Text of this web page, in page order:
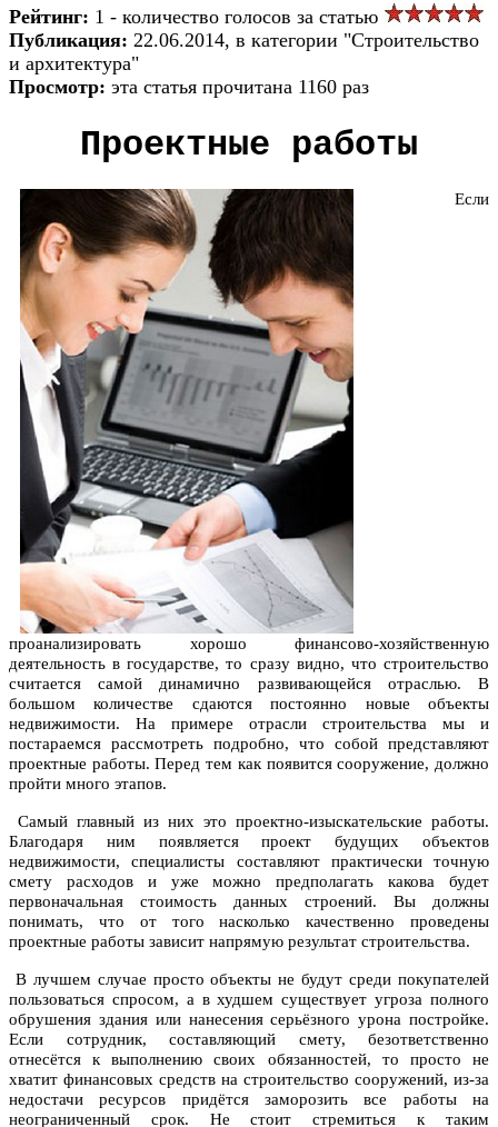
Рейтинг: 1 - количество голосов за статью
Публикация: 22.06.2014, в категории "Строительство
и архитектура"
Просмотр: эта статья прочитана 1160 раз
Проектные работы
Если
проанализировать хорошо финансово-хозяйственную
деятельность в государстве, то сразу видно, что строительство
считается самой динамично развивающейся отраслью. В
большом количестве сдаются постоянно новые объекты
недвижимости. На примере отрасли строительства мы и
постараемся рассмотреть подробно, что собой представляют
проектные работы. Перед тем как появится сооружение, должно
пройти много этапов.
Самый главный из них это проектно-изыскательские работы.
Благодаря ним появляется проект будущих объектов
недвижимости, специалисты составляют практически точную
смету расходов и уже можно предполагать какова будет
первоначальная стоимость данных строений. Вы должны
понимать, что от того насколько качественно проведены
проектные работы зависит напрямую результат строительства.
В лучшем случае просто объекты не будут среди покупателей
пользоваться спросом, а в худшем существует угроза полного
обрушения здания или нанесения серьёзного урона постройке.
Если сотрудник, составляющий смету, безответственно
отнесётся к выполнению своих обязанностей, то просто не
хватит финансовых средств на строительство сооружений, из-за
недостачи ресурсов придётся заморозить все работы на
неограниченный срок. Не стоит стремиться к таким